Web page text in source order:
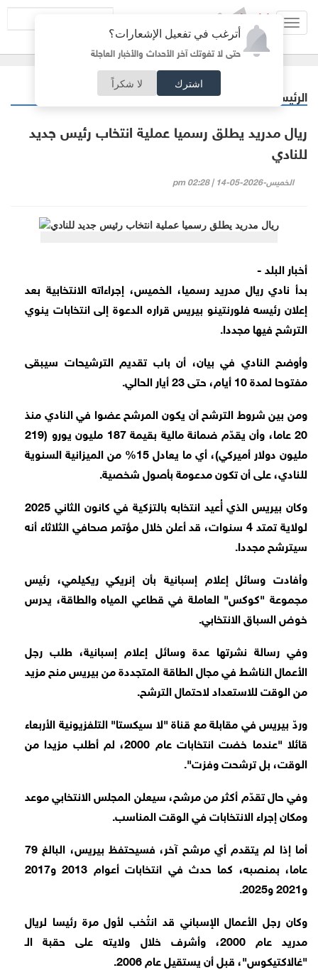
أترغب في تفعيل الإشعارات؟
حتى لا تفوتك آخر الأحداث والأخبار العاجلة
اشترك لا شكراً
الرئيسية
ريال مدريد يطلق رسميا عملية انتخاب رئيس جديد
للنادي
الخميس-2026-05-14 | 02:28 pm
أخبار البلد -
بدأ نادي ريال مدريد رسميا، الخميس، إجراءاته الانتخابية بعد
إعلان رئيسه فلورنتينو بيريس قراره الدعوة إلى انتخابات ينوي
الترشح فيها مجددا.
وأوضح النادي في بيان، أن باب تقديم الترشيحات سيبقى
مفتوحا لمدة 10 أيام، حتى 23 أيار الحالي.
ومن بين شروط الترشح أن يكون المرشح عضوا في النادي منذ
20 عاما، وأن يقدّم ضمانة مالية بقيمة 187 مليون يورو (219
مليون دولار أميركي)، أي ما يعادل 15% من الميزانية السنوية
للنادي، على أن تكون مدعومة بأصول شخصية.
وكان بيريس الذي أُعيد انتخابه بالتزكية في كانون الثاني 2025
لولاية تمتد 4 سنوات، قد أعلن خلال مؤتمر صحافي الثلاثاء أنه
سيترشح مجددا.
وأفادت وسائل إعلام إسبانية بأن إنريكي ريكيلمي، رئيس
مجموعة "كوكس" العاملة في قطاعي المياه والطاقة، يدرس
خوض السباق الانتخابي.
وفي رسالة نشرتها عدة وسائل إعلام إسبانية، طلب رجل
الأعمال الناشط في مجال الطاقة المتجددة من بيريس منح مزيد
من الوقت للاستعداد لاحتمال الترشح.
وردّ بيريس في مقابلة مع قناة "لا سيكستا" التلفزيونية الأربعاء
قائلا "عندما خضت انتخابات عام 2000، لم أطلب مزيدا من
الوقت، بل ترشحت وفزت".
وفي حال تقدّم أكثر من مرشح، سيعلن المجلس الانتخابي موعد
ومكان إجراء الانتخابات في الوقت المناسب.
أما إذا لم يتقدم أي مرشح آخر، فسيحتفظ بيريس، البالغ 79
عاما، بمنصبه، كما حدث في انتخابات أعوام 2013 و2017
و2021 و2025.
وكان رجل الأعمال الإسباني قد انتُخب لأول مرة رئيسا لريال
مدريد عام 2000، وأشرف خلال ولايته على حقبة الـ
"غالاكتيكوس"، قبل أن يستقيل عام 2006.